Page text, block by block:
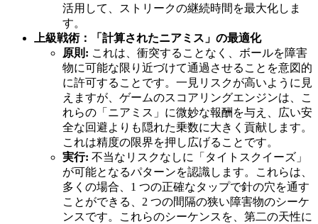
活用して、ストリークの継続時間を最大化しま
す。
上級戦術：「計算されたニアミス」の最適化
原則: これは、衝突することなく、ボールを障害
物に可能な限り近づけて通過させることを意図的
に許可することです。一見リスクが高いように見
えますが、ゲームのスコアリングエンジンは、こ
れらの「ニアミス」に微妙な報酬を与え、広い安
全な回避よりも隠れた乗数に大きく貢献します。
これは精度の限界を押し広げることです。
実行: 不当なリスクなしに「タイトスクイーズ」
が可能となるパターンを認識します。これらは、
多くの場合、1 つの正確なタップで針の穴を通す
ことができる、2 つの間隔の狭い障害物のシーケ
ンスです。これらのシーケンスを、第二の天性に